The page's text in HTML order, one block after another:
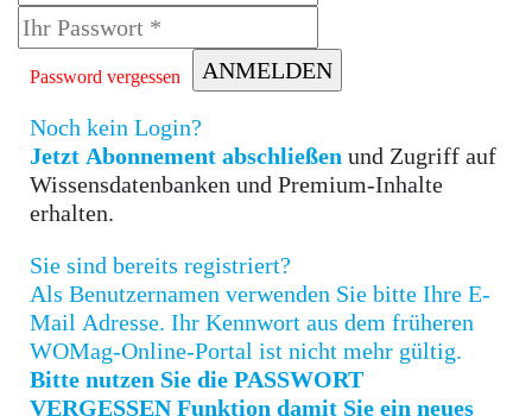
Password vergessen
Noch kein Login?
Jetzt Abonnement abschließen
Wissensdatenbanken und Premium-Inhalte
erhalten.
Sie sind bereits registriert?
Als Benutzernamen verwenden Sie bitte Ihre E-
Mail Adresse. Ihr Kennwort aus dem früheren
WOMag-Online-Portal ist nicht mehr gültig.
Bitte nutzen Sie die PASSWORT
VERGESSEN Funktion damit Sie ein neues